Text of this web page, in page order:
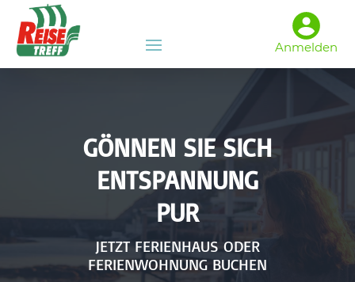
Anmelden
GÖNNEN SIE SICH
ENTSPANNUNG
PUR
JETZT FERIENHAUS ODER
FERIENWOHNUNG BUCHEN